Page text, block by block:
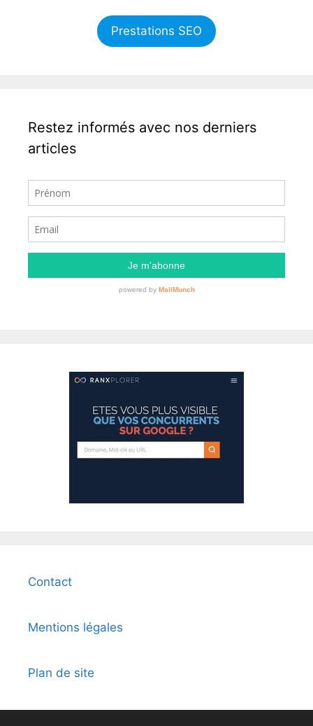
Prestations SEO
Restez informés avec nos derniers
articles
Contact
Mentions légales
Plan de site